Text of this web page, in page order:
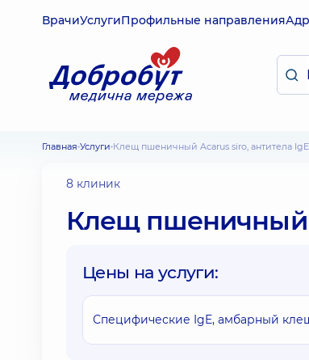
ВрачиУслугиПрофильные направления
Главная Услуги Клещ пшеничный Acarus siro, антитела IgE
8 клиник
Клещ пшеничный
Цены на услуги:
Специфические IgE, амбарный